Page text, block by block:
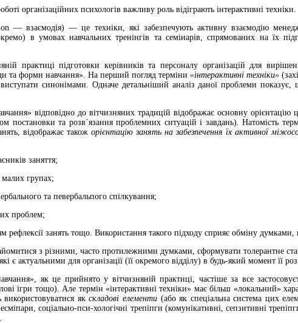
організаційних психологів важливу роль відіграють інтерактивні техніки.
— взаємодія) — це техніки, які забезпечують активну взаємодію
в умовах навчальних тренінгів та семінарів, спрямованих на їх
практиці підготовки керівників та персоналу організацій для
та форми навчання». На перший погляд терміни «інтерактивні техніки»
синонімами. Одначе детальніший аналіз даної проблеми
відповідно до вітчизняних традицій відображає основну
постановки та розв´язання проблемних ситуацій і завдань). Натомість
відображає також орієнтацію занять на забезпечення їх активної
заняття;
малих групах;
та певербальпого спілкування;
проблем;
рефлексії занять тощо. Використання такого підходу сприяє обміну
з різними, часто протилежними думками, сформувати толерантне
актуальними для організації (її окремого відділу) в будь-який момент її
як це прийнято у вітчизняній практиці, частіше за все
ігри тощо). Але термін «інтерактивні техніки» має більш «локальний»
використовуватися якскладові елементи (або як спеціальна система цих
соціальио-пси-хологічні трепіпги (комунікативні, сепзитивні